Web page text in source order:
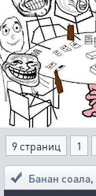
9 страниц 1
Банан соала,